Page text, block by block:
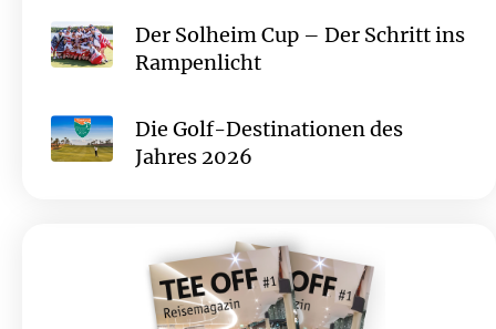
Der Solheim Cup – Der Schritt ins
Rampenlicht
Die Golf-Destinationen des
Jahres 2026